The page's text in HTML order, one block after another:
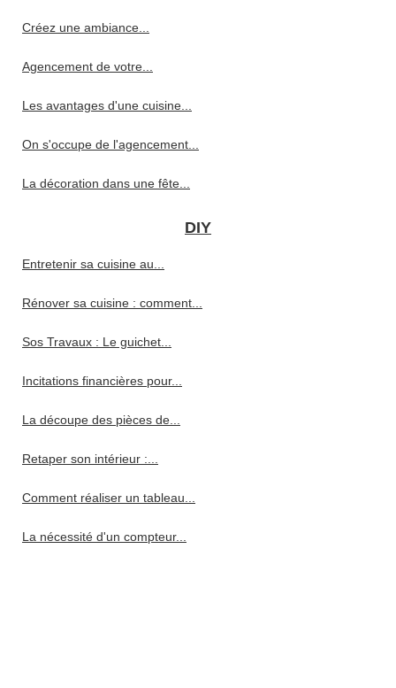
Créez une ambiance...
Agencement de votre...
Les avantages d'une cuisine...
On s'occupe de l'agencement...
La décoration dans une fête...
DIY
Entretenir sa cuisine au...
Rénover sa cuisine : comment...
Sos Travaux : Le guichet...
Incitations financières pour...
La découpe des pièces de...
Retaper son intérieur :...
Comment réaliser un tableau...
La nécessité d'un compteur...